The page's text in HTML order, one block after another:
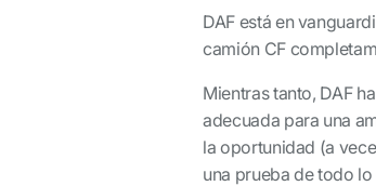
DAF está en
camión CF
Mientras tanto, DAF
adecuada para una
la oportunidad (a
una prueba de todo